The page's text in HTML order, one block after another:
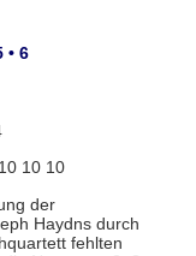
• 6
10 10 10
der
Haydns durch
fehlten